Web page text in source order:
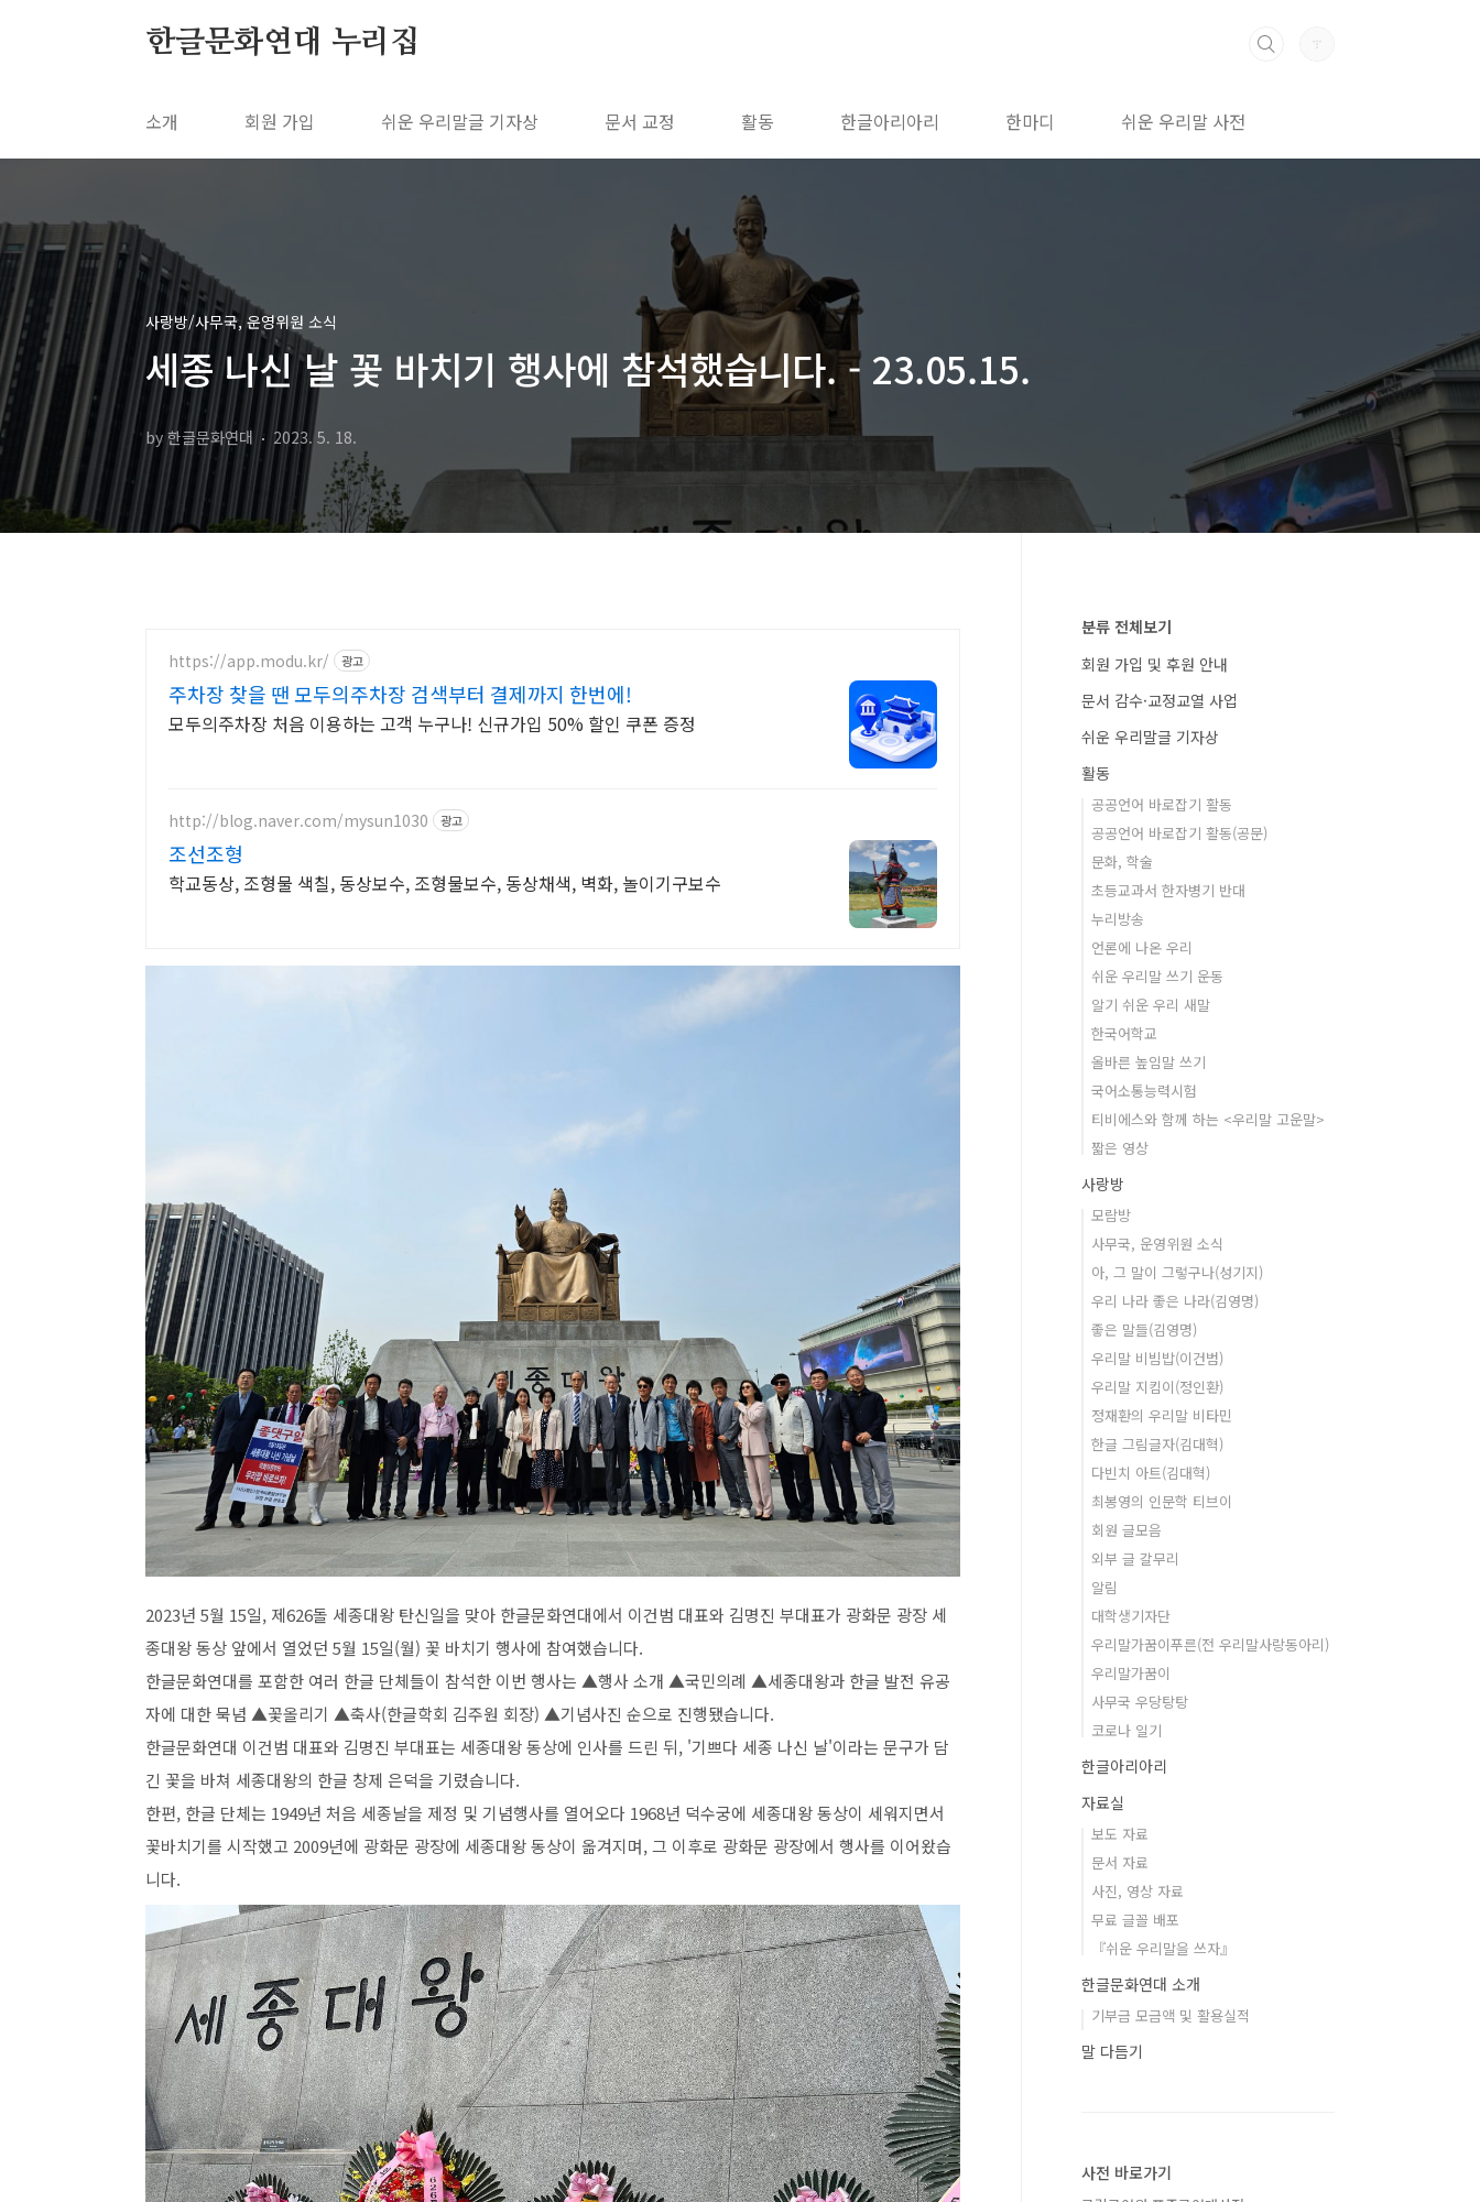
한글문화연대 누리집
소개 회원 가입 쉬운 우리말글 기자상 문서 교정 활동 한글아리아리 한마디 쉬운 우리말 사전
사랑방/사무국, 운영위원 소식
세종 나신 날 꽃 바치기 행사에 참석했습니다. - 23.05.15.
by 한글문화연대 2023. 5. 18.
https://app.modu.kr/ 광고
주차장 찾을 땐 모두의주차장 검색부터 결제까지 한번에!
모두의주차장 처음 이용하는 고객 누구나! 신규가입 50% 할인 쿠폰 증정
http://blog.naver.com/mysun1030 광고
조선조형
학교동상, 조형물 색칠, 동상보수, 조형물보수, 동상채색, 벽화, 놀이기구보수
2023년 5월 15일, 제626돌 세종대왕 탄신일을 맞아 한글문화연대에서 이건범 대표와 김명진 부대표가 광화문 광장 세
종대왕 동상 앞에서 열었던 5월 15일(월) 꽃 바치기 행사에 참여했습니다.
한글문화연대를 포함한 여러 한글 단체들이 참석한 이번 행사는 ▲행사 소개 ▲국민의례 ▲세종대왕과 한글 발전 유공
자에 대한 묵념 ▲꽃올리기 ▲축사(한글학회 김주원 회장) ▲기념사진 순으로 진행됐습니다.
한글문화연대 이건범 대표와 김명진 부대표는 세종대왕 동상에 인사를 드린 뒤, '기쁘다 세종 나신 날'이라는 문구가 담
긴 꽃을 바쳐 세종대왕의 한글 창제 은덕을 기렸습니다.
한편, 한글 단체는 1949년 처음 세종날을 제정 및 기념행사를 열어오다 1968년 덕수궁에 세종대왕 동상이 세워지면서
꽃바치기를 시작했고 2009년에 광화문 광장에 세종대왕 동상이 옮겨지며, 그 이후로 광화문 광장에서 행사를 이어왔습
니다.
분류 전체보기
회원 가입 및 후원 안내
문서 감수·교정교열 사업
쉬운 우리말글 기자상
활동
공공언어 바로잡기 활동
공공언어 바로잡기 활동(공문)
문화, 학술
초등교과서 한자병기 반대
누리방송
언론에 나온 우리
쉬운 우리말 쓰기 운동
알기 쉬운 우리 새말
한국어학교
올바른 높임말 쓰기
국어소통능력시험
티비에스와 함께 하는 <우리말 고운말>
짧은 영상
사랑방
모람방
사무국, 운영위원 소식
아, 그 말이 그렇구나(성기지)
우리 나라 좋은 나라(김영명)
좋은 말들(김영명)
우리말 비빔밥(이건범)
우리말 지킴이(정인환)
정재환의 우리말 비타민
한글 그림글자(김대혁)
다빈치 아트(김대혁)
최봉영의 인문학 티브이
회원 글모음
외부 글 갈무리
알림
대학생기자단
우리말가꿈이푸른(전 우리말사랑동아리)
우리말가꿈이
사무국 우당탕탕
코로나 일기
한글아리아리
자료실
보도 자료
문서 자료
사진, 영상 자료
무료 글꼴 배포
『쉬운 우리말을 쓰자』
한글문화연대 소개
기부금 모금액 및 활용실적
말 다듬기
사전 바로가기